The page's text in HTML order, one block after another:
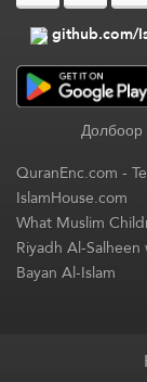
github.com/
Долбоор
QuranEnc.com-
IslamHouse.com
What Muslim
Riyadh Al-
Bayan Al-Islam